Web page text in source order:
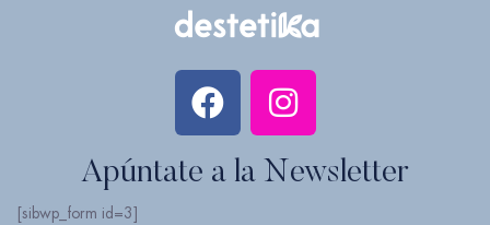
Apúntate a la Newsletter
[sibwp_form id=3]